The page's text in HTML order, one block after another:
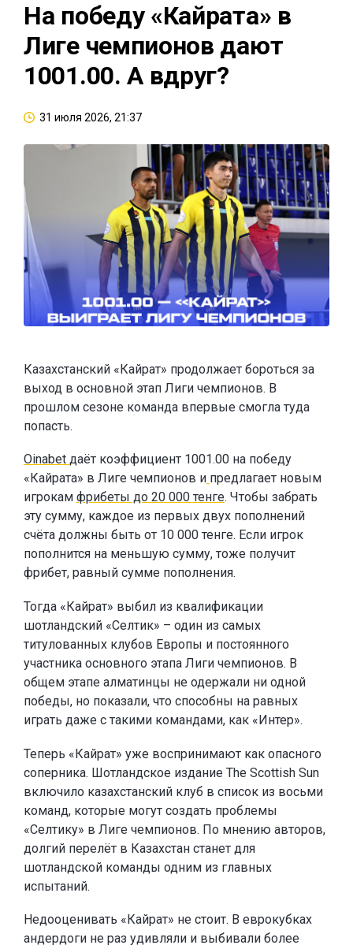
На победу «Кайрата» в
Лиге чемпионов дают
1001.00. А вдруг?
31 июля 2026, 21:37
Казахстанский «Кайрат» продолжает бороться за
выход в основной этап Лиги чемпионов. В
прошлом сезоне команда впервые смогла туда
попасть.
Oinabet даёт коэффициент 1001.00 на победу
«Кайрата» в Лиге чемпионов и предлагает новым
игрокам фрибеты до 20 000 тенге. Чтобы забрать
эту сумму, каждое из первых двух пополнений
счёта должны быть от 10 000 тенге. Если игрок
пополнится на меньшую сумму, тоже получит
фрибет, равный сумме пополнения.
Тогда «Кайрат» выбил из квалификации
шотландский «Селтик» – один из самых
титулованных клубов Европы и постоянного
участника основного этапа Лиги чемпионов. В
общем этапе алматинцы не одержали ни одной
победы, но показали, что способны на равных
играть даже с такими командами, как «Интер».
Теперь «Кайрат» уже воспринимают как опасного
соперника. Шотландское издание The Scottish Sun
включило казахстанский клуб в список из восьми
команд, которые могут создать проблемы
«Селтику» в Лиге чемпионов. По мнению авторов,
долгий перелёт в Казахстан станет для
шотландской команды одним из главных
испытаний.
Недооценивать «Кайрат» не стоит. В еврокубках
андердоги не раз удивляли и выбивали более